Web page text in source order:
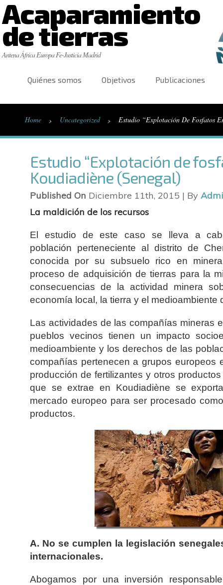
Acaparamiento
de tierras
Antena África Europa Fe-Justicia Madrid
Quiénes somos Objetivos Publicaciones
Home › Uncategorized › Estudio “Explotación De Fosfatos
Estudio “Explotación de
Koudiadiène (Senegal)
Published On Diciembre 11th, 2015 | By
La maldición de los recursos
El estudio de este caso se lleva a
población perteneciente al distrito de
conocida por su subsuelo rico en
proceso de adquisición de tierras para la
consecuencias de la actividad minera
economía local, la tierra y el medioambiente
Las actividades de las compañías mineras
pueblos vecinos tienen un impacto
medioambiente y los derechos de las
compañías pertenecen a grupos europeos
producción de fertilizantes y otros
que se extrae en Koudiadiène se
mercado europeo para ser procesado
productos.
A. No se cumplen la legislación
internacionales.
Abogamos por una inversión